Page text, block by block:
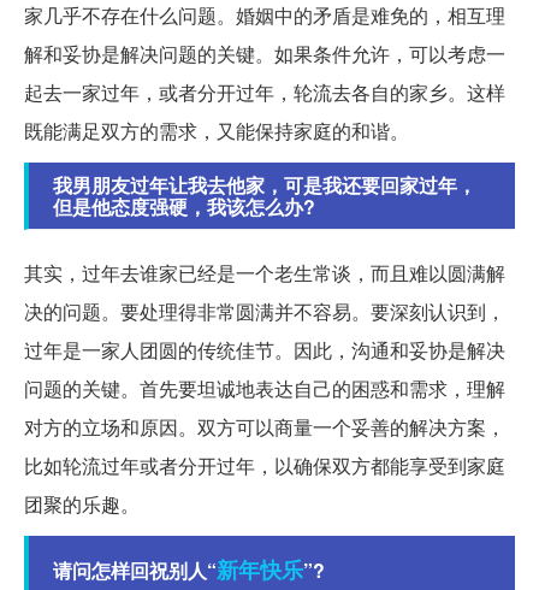
家几乎不存在什么问题。婚姻中的矛盾是难免的，相互理
解和妥协是解决问题的关键。如果条件允许，可以考虑一
起去一家过年，或者分开过年，轮流去各自的家乡。这样
既能满足双方的需求，又能保持家庭的和谐。
我男朋友过年让我去他家，可是我还要回家过年，
但是他态度强硬，我该怎么办?
其实，过年去谁家已经是一个老生常谈，而且难以圆满解
决的问题。要处理得非常圆满并不容易。要深刻认识到，
过年是一家人团圆的传统佳节。因此，沟通和妥协是解决
问题的关键。首先要坦诚地表达自己的困惑和需求，理解
对方的立场和原因。双方可以商量一个妥善的解决方案，
比如轮流过年或者分开过年，以确保双方都能享受到家庭
团聚的乐趣。
请问怎样回祝别人“新年快乐”?